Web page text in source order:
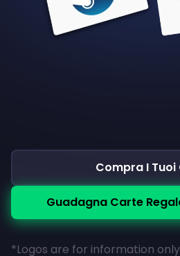
Compra I Tuoi
Guadagna Carte
*Logos are for information